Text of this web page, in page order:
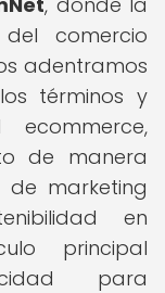
comercio
adentramos
términos y
de manera
de marketing
en
principal
para